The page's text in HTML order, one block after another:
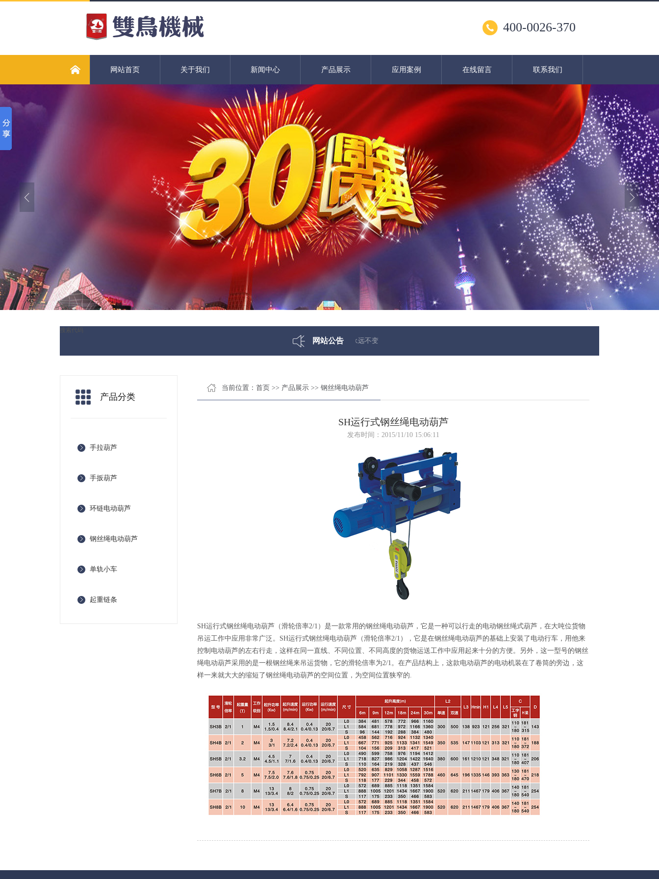
400-0026-370
网站首页 关于我们 新闻中心 产品展示 应用案例 在线留言 联系我们
搜索代码
网站公告
产品分类
手拉葫芦
手扳葫芦
环链电动葫芦
钢丝绳电动葫芦
单轨小车
起重链条
当前位置： 首页 >> 产品展示 >> 钢丝绳电动葫芦
SH运行式钢丝绳电动葫芦
发布时间：2015/11/10 15:06:11
SH运行式钢丝绳电动葫芦（滑轮倍率2/1）是一款常用的钢丝绳电动葫芦，它是一种可以行走的电动钢丝绳式葫芦，在大吨位货物
吊运工作中应用非常广泛。SH运行式钢丝绳电动葫芦（滑轮倍率2/1），它是在钢丝绳电动葫芦的基础上安装了电动行车，用他来
控制电动葫芦的左右行走，这样在同一直线、不同位置、不同高度的货物运送工作中应用起来十分的方便。另外，这一型号的钢丝
绳电动葫芦采用的是一根钢丝绳来吊运货物，它的滑轮倍率为2/1。在产品结构上，这款电动葫芦的电动机装在了卷筒的旁边，这
样一来就大大的缩短了钢丝绳电动葫芦的空间位置，为空间位置狭窄的.